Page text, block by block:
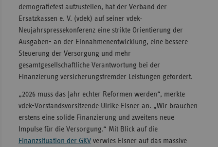
demografiefest aufzustellen, hat der Verband der
Ersatzkassen e. V. (vdek) auf seiner vdek-
Neujahrspressekonferenz eine strikte Orientierung der
Ausgaben- an der Einnahmenentwicklung, eine bessere
Steuerung der Versorgung und mehr
gesamtgesellschaftliche Verantwortung bei der
Finanzierung versicherungsfremder Leistungen gefordert.
„2026 muss das Jahr echter Reformen werden“, merkte
vdek-Vorstandsvorsitzende Ulrike Elsner an. „Wir brauchen
erstens eine solide Finanzierung und zweitens neue
Impulse für die Versorgung.“ Mit Blick auf die
Finanzsituation der GKVverwies Elsner auf das massive